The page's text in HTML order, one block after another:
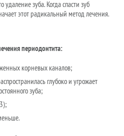
удаление зуба. Когда спасти зуб
этот радикальный метод лечения.
периодонтита:
корневых каналов;
глубоко и угрожает
зуба;